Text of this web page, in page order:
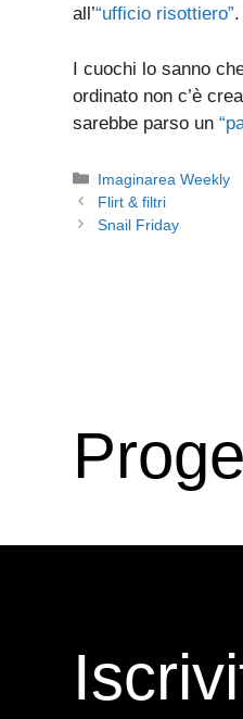
all’“ufficio risottiero”.
I cuochi lo sanno
ordinato non c’è
sarebbe parso un
Categorie
Imaginarea Weekly
Flirt & filtri
Snail Friday